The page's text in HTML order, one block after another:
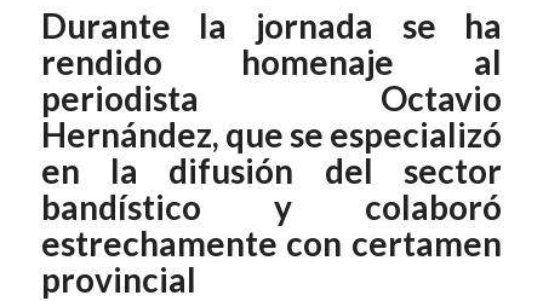
Durante la jornada se ha
rendido homenaje al
periodista Octavio
Hernández, que se especializó
en la difusión del sector
bandístico y colaboró
estrechamente con certamen
provincial